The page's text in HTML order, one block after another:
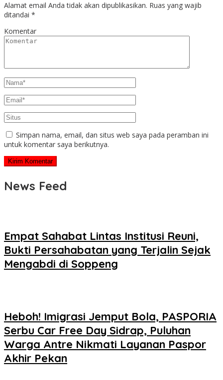
Alamat email Anda tidak akan dipublikasikan. Ruas yang wajib
ditandai *
Komentar
Simpan nama, email, dan situs web saya pada peramban ini
untuk komentar saya berikutnya.
News Feed
Empat Sahabat Lintas Institusi Reuni,
Bukti Persahabatan yang Terjalin Sejak
Mengabdi di Soppeng
Heboh! Imigrasi Jemput Bola, PASPORIA
Serbu Car Free Day Sidrap, Puluhan
Warga Antre Nikmati Layanan Paspor
Akhir Pekan